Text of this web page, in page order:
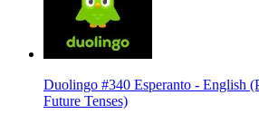
Duolingo #340 Esperanto - English
Future Tenses)